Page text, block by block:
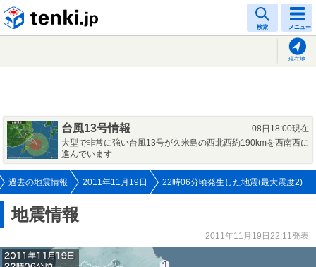
検索 メニュー
現在地
台風13号情報
08日18:00現在
大型で非常に強い台風13号が久米島の西北西約190kmを西南西に
進んでいます
過去の地震情報 2011年11月19日 22時06分頃発生した地震(最大震度2)
地震情報
2011年11月19日22:11発表